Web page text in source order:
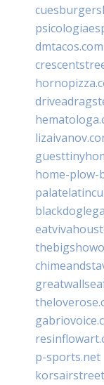
dmtacos.com
home-plow-
p-sports.net